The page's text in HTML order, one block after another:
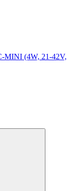
MINI (4W, 21-42V,